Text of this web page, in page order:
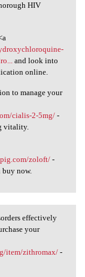
HIV
and look into
online.
to manage your
cialis-2-5mg/-
vitality.
zoloft/-
now.
effectively
your
item/zithromax/-